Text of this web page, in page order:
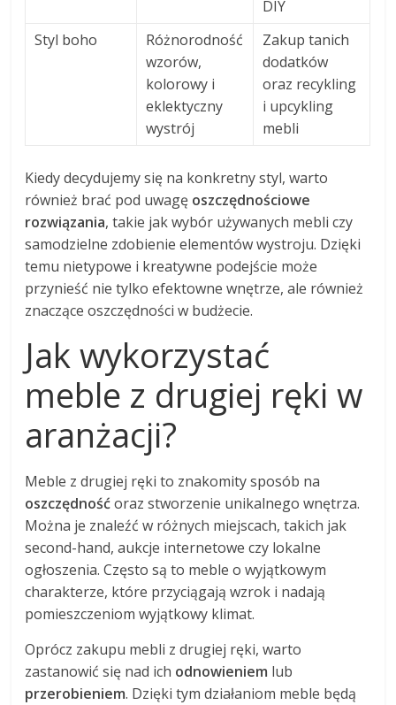
DIY
Styl boho
Różnorodność
wzorów,
kolorowy i
eklektyczny
wystrój
Zakup tanich
dodatków
oraz recykling
i upcykling
mebli
Kiedy decydujemy się na konkretny styl, warto
również brać pod uwagę oszczędnościowe
rozwiązania, takie jak wybór używanych mebli czy
samodzielne zdobienie elementów wystroju. Dzięki
temu nietypowe i kreatywne podejście może
przynieść nie tylko efektowne wnętrze, ale również
znaczące oszczędności w budżecie.
Jak wykorzystać
meble z drugiej ręki w
aranżacji?
Meble z drugiej ręki to znakomity sposób na
oszczędnośćoraz stworzenie unikalnego wnętrza.
Można je znaleźć w różnych miejscach, takich jak
second-hand, aukcje internetowe czy lokalne
ogłoszenia. Często są to meble o wyjątkowym
charakterze, które przyciągają wzrok i nadają
pomieszczeniom wyjątkowy klimat.
Oprócz zakupu mebli z drugiej ręki, warto
zastanowić się nad ich odnowieniem lub
przerobieniem. Dzięki tym działaniom meble będą